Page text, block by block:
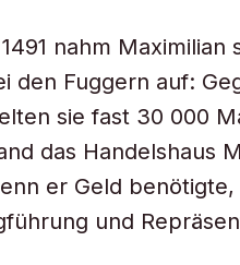
nahm
den Fuggern auf:
sie fast 30 000
das Handelshaus
er Geld
und